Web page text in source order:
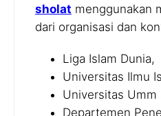
sholat menggunakan
dari organisasi dan
Liga Islam Dunia,
Universitas Ilmu
Universitas Umm
Departemen